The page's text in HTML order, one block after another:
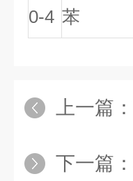
0-4 苯
上一篇：
下一篇：